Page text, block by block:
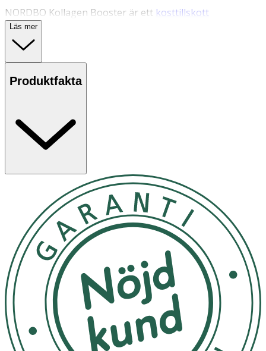
NORDBO Kollagen Booster är ett kosttillskott
innehållande ett väldokumenterat komplex med de unika
växtextrakten Opextan® och Centevita®, samt C-vitamin
som bidrar till normal kollagenbildning. Kapslarna
innehåller även biotin som bidrar till att bibehålla
normalt hår, hud och naglar. NORDBO Kollagen Booster
NORDBO Kollagen, ASC
Användning & Dosering
- Vid svårigheter att svälja kan kapseln öppnas och
innehållet strös i valfri vätska. (Undvik het vätska,
eftersom det kan förstöra näringsinnehållet.)
- Rekommenderad dagsdos ska inte överskridas.
- Rådfråga läkare vid graviditet eller amning.
- Kosttillskott ersätter inte en varierad kost.
- Förvaras torrt i rumstemperatur och ej i direkt solljus.
Förvaras utom räckhåll för barn.
Läs mer
Produktfakta